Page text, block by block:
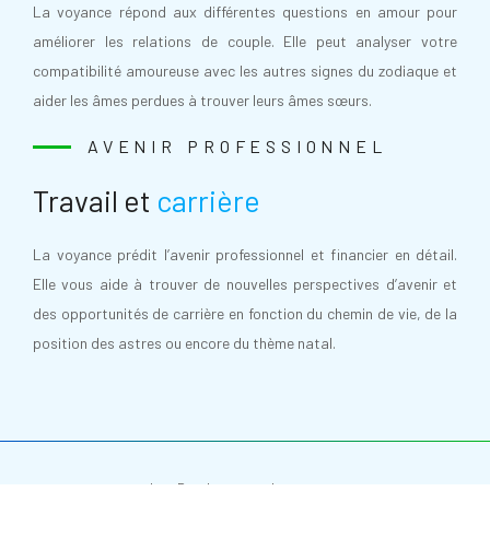
La voyance répond aux différentes questions en amour pour
améliorer les relations de couple. Elle peut analyser votre
compatibilité amoureuse avec les autres signes du zodiaque et
aider les âmes perdues à trouver leurs âmes sœurs.
AVENIR PROFESSIONNEL
Travail et carrière
La voyance prédit l’avenir professionnel et financier en détail.
Elle vous aide à trouver de nouvelles perspectives d’avenir et
des opportunités de carrière en fonction du chemin de vie, de la
position des astres ou encore du thème natal.
Les Rendez-vous du cosmos.